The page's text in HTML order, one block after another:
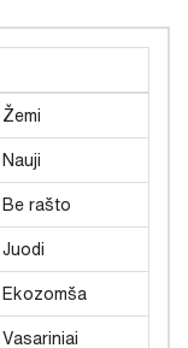
Žemi
Nauji
Be rašto
Juodi
Ekozomša
Vasariniai